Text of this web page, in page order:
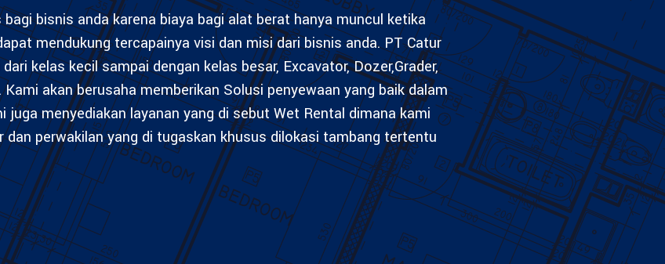
bisnis anda karena biaya bagi alat berat hanya muncul ketika
mendukung tercapainya visi dan misi dari bisnis anda. PT Catur
kelas kecil sampai dengan kelas besar, Excavator, Dozer,Grader,
akan berusaha memberikan Solusi penyewaan yang baik dalam
menyediakan layanan yang di sebut Wet Rental dimana kami
perwakilan yang di tugaskan khusus dilokasi tambang tertentu